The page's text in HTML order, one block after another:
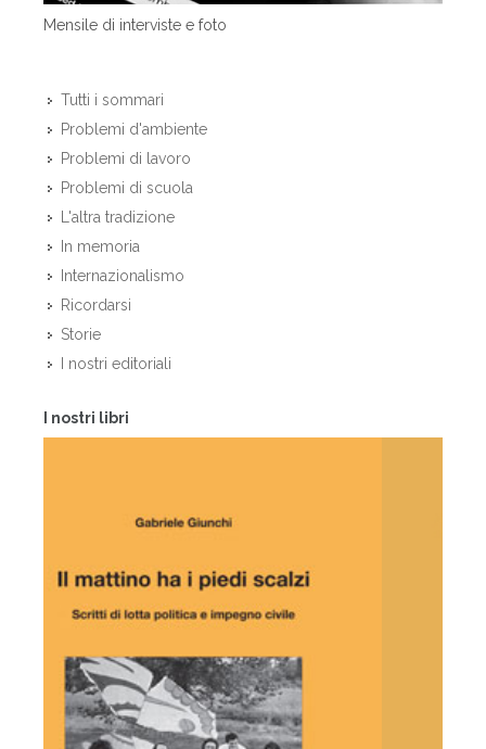
Mensile di interviste e foto
Tutti i sommari
Problemi d'ambiente
Problemi di lavoro
Problemi di scuola
L'altra tradizione
In memoria
Internazionalismo
Ricordarsi
Storie
I nostri editoriali
I nostri libri